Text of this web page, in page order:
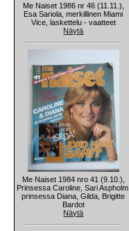
Me Naiset 1986 nr 46 (11.11.),
Esa Sariola, merkillinen Miami
Vice, laskettelu - vaatteet
Näytä
Me Naiset 1984 nro 41 (9.10.),
Prinsessa Caroline, Sari Aspholm,
prinsessa Diana, Gilda, Brigitte
Bardot
Näytä